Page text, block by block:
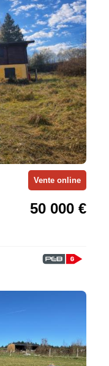
Vente online
50 000 €